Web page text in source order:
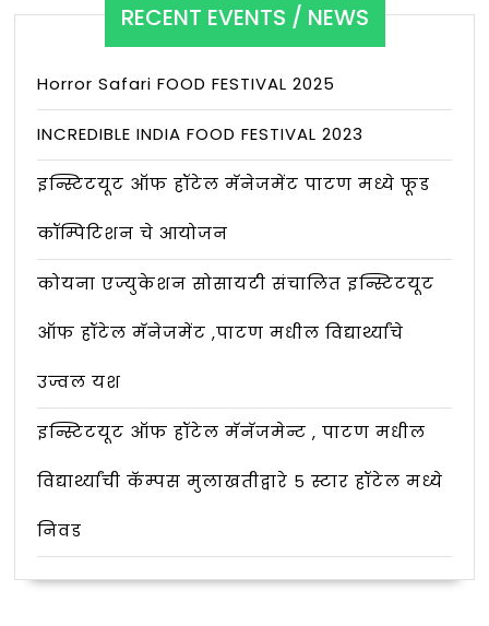
RECENT EVENTS / NEWS
Horror Safari FOOD FESTIVAL 2025
INCREDIBLE INDIA FOOD FESTIVAL 2023
इन्स्टिटयूट ऑफ हॉटेल मॅनेजमेंट पाटण मध्ये फूड
कॉम्पिटिशन चे आयोजन
कोयना एज्युकेशन सोसायटी संचालित इन्स्टिटयूट
ऑफ हॉटेल मॅनेजमेंट ,पाटण मधील विद्यार्थ्यांचे
उज्वल यश
इन्स्टिटयूट ऑफ हॉटेल मॅनॅजमेन्ट , पाटण मधील
विद्यार्थ्यांची कॅम्पस मुलाखतीद्वारे ५ स्टार हॉटेल मध्ये
निवड